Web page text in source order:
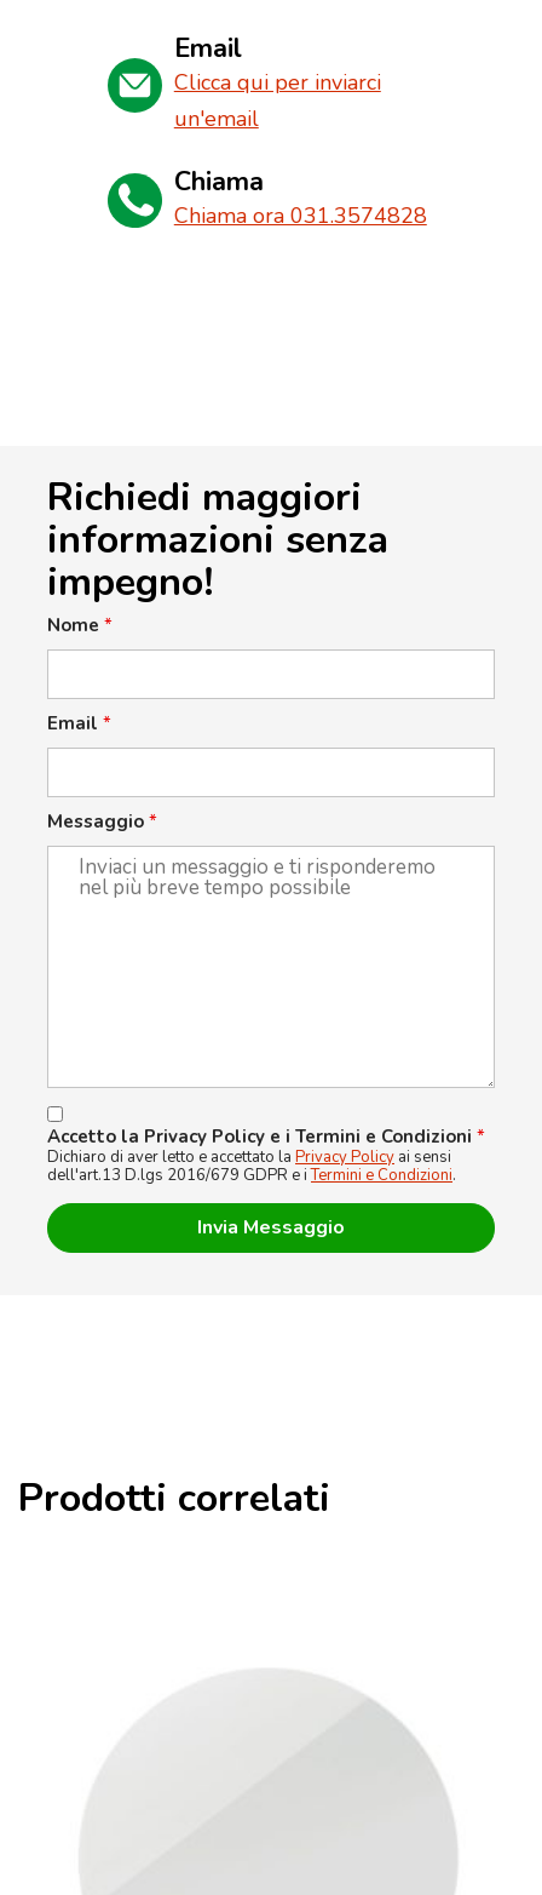
Email
Clicca qui per inviarci
un'email
Chiama
Chiama ora 031.3574828
Richiedi maggiori
informazioni senza
impegno!
Nome *
Email *
Messaggio *
Accetto la Privacy Policy e i Termini e Condizioni *
Dichiaro di aver letto e accettato la Privacy Policy ai sensi
dell'art.13 D.lgs 2016/679 GDPR e iTermini e Condizioni.
Prodotti correlati